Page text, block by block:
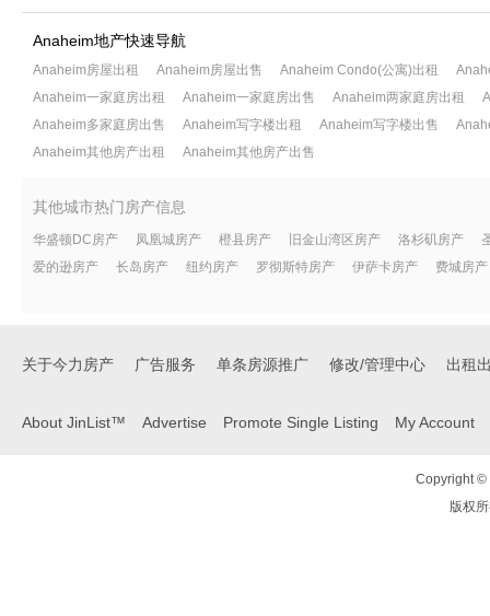
Anaheim地产快速导航
Anaheim房屋出租 Anaheim房屋出售 Anaheim Condo(公寓)出租
Anaheim一家庭房出租
Anaheim一家庭房出售 Anaheim两家庭房出租
Anaheim多家庭房出售
Anaheim写字楼出租 Anaheim写字楼出售
Anaheim其他房产出租
Anaheim其他房产出售
其他城市热门房产信息
华盛顿DC房产 凤凰城房产 橙县房产 旧金山湾区房产 洛杉矶房产
爱的逊房产
长岛房产 纽约房产 罗彻斯特房产 伊萨卡房产 费城房产
关于今力房产 广告服务 单条房源推广 修改/管理中心 出租
About JinList™ Advertise Promote Single Listing My Account
Copyright ©
版权